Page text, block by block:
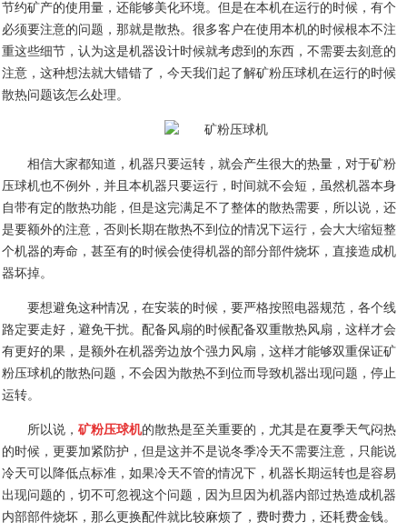
节约矿产的使用量，还能够美化环境。但是在本机在运行的时候，有个
必须要注意的问题，那就是散热。很多客户在使用本机的时候根本不注
重这些细节，认为这是机器设计时候就考虑到的东西，不需要去刻意的
注意，这种想法就大错错了，今天我们起了解矿粉压球机在运行的时候
散热问题该怎么处理。
相信大家都知道，机器只要运转，就会产生很大的热量，对于矿粉
压球机也不例外，并且本机器只要运行，时间就不会短，虽然机器本身
自带有定的散热功能，但是这完满足不了整体的散热需要，所以说，还
是要额外的注意，否则长期在散热不到位的情况下运行，会大大缩短整
个机器的寿命，甚至有的时候会使得机器的部分部件烧坏，直接造成机
器坏掉。
要想避免这种情况，在安装的时候，要严格按照电器规范，各个线
路定要走好，避免干扰。配备风扇的时候配备双重散热风扇，这样才会
有更好的果，是额外在机器旁边放个强力风扇，这样才能够双重保证矿
粉压球机的散热问题，不会因为散热不到位而导致机器出现问题，停止
运转。
所以说，矿粉压球机的散热是至关重要的，尤其是在夏季天气闷热
的时候，更要加紧防护，但是这并不是说冬季冷天不需要注意，只能说
冷天可以降低点标准，如果冷天不管的情况下，机器长期运转也是容易
出现问题的，切不可忽视这个问题，因为旦因为机器内部过热造成机器
内部部件烧坏，那么更换配件就比较麻烦了，费时费力，还耗费金钱。